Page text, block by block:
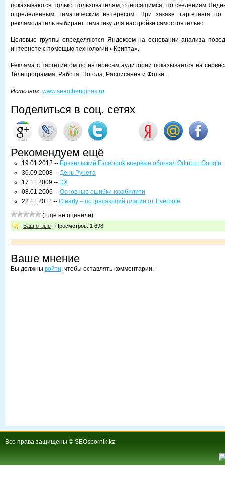
показываются только пользователям, относящимся, по сведениям
определенным тематическим интересом. При заказе таргетинга по
рекламодатель выбирает тематику для настройки самостоятельно.
Целевые группы определяются Яндексом на основании анализа
интернете с помощью технологии «Крипта».
Реклама с таргетингом по интересам аудитории показывается на
Телепрограмма, Работа, Погода, Расписания и Фотки.
Источник: www.searchengines.ru
Поделиться в соц. сетях
Рекомендуем ещё
19.01.2012 -- Бразильский Facebook впервые обогнал Orkut от Google
30.09.2008 -- День Рунета
17.11.2009 -- ЭХ
08.01.2006 -- Основные ошибки юзабилити
22.11.2011 -- Clearly – потрясающий плагин от Evernote
(Еще не оценили)
Ваш отзыв | Просмотров: 1 698
Ваше мнение
Вы должны войти, чтобы оставлять комментарии.
Все права защищены © SEOsbornik.kz